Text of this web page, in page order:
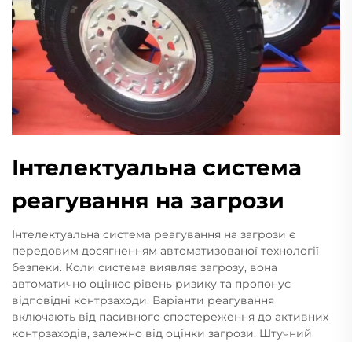
Інтелектуальна система
реагування на загрози
Інтелектуальна система реагування на загрози є
передовим досягненням автоматизованої технології
безпеки. Коли система виявляє загрозу, вона
автоматично оцінює рівень ризику та пропонує
відповідні контрзаходи. Варіанти реагування
включають від пасивного спостереження до активних
контрзаходів, залежно від оцінки загрози. Штучний